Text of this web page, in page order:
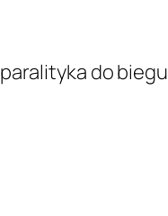
do biegu